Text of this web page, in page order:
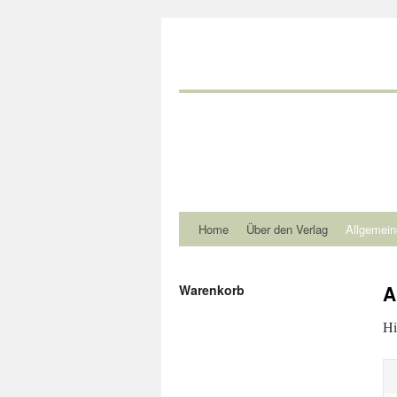
Home Über den Verlag
Warenkorb